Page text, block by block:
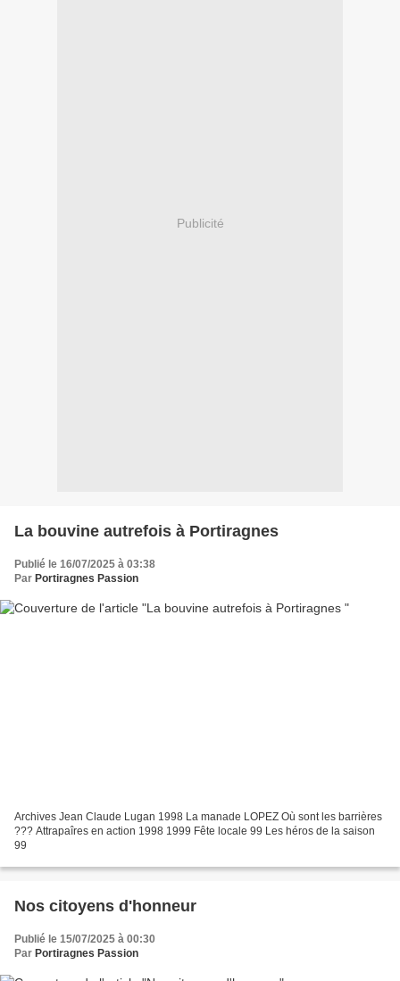
Publicité
La bouvine autrefois à Portiragnes
Publié le 16/07/2025 à 03:38
Par Portiragnes Passion
Archives Jean Claude Lugan 1998 La manade LOPEZ Où sont les barrières
??? Attrapaîres en action 1998 1999 Fête locale 99 Les héros de la saison
99
Nos citoyens d'honneur
Publié le 15/07/2025 à 00:30
Par Portiragnes Passion